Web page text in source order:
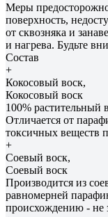
Меры
поверхность,
от сквозняка и
и нагрева. Будьте
Состав
+
Кокосовый воск,
Кокосовый воск
100% растительный
Отличается от
токсичных веществ
+
Соевый воск,
Соевый воск
Производится из
равномерней
происхождению - не